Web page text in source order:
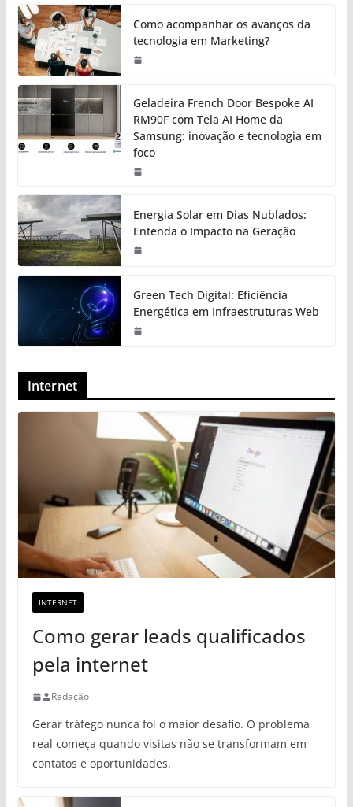
Como acompanhar os avanços da
tecnologia em Marketing?
Geladeira French Door Bespoke AI
RM90F com Tela AI Home da
Samsung: inovação e tecnologia em
foco
Energia Solar em Dias Nublados:
Entenda o Impacto na Geração
Green Tech Digital: Eficiência
Energética em Infraestruturas Web
Internet
INTERNET
Como gerar leads qualificados
pela internet
Redação
Gerar tráfego nunca foi o maior desafio. O problema
real começa quando visitas não se transformam em
contatos e oportunidades.